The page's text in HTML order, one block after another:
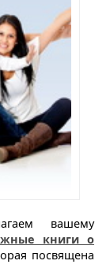
вашему
книги о
посвящена